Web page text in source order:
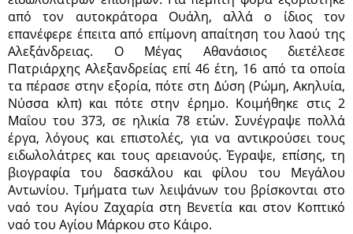
από τον αυτοκράτορα Ουάλη, αλλά ο ίδιος τον
επανέφερε έπειτα από επίμονη απαίτηση του λαού της
Αλεξάνδρειας. Ο Μέγας Αθανάσιος διετέλεσε
Πατριάρχης Αλεξανδρείας επί 46 έτη, 16 από τα οποία
τα πέρασε στην εξορία, πότε στη Δύση (Ρώμη, Ακηλυία,
Νύσσα κλπ) και πότε στην έρημο. Κοιμήθηκε στις 2
Μαΐου του 373, σε ηλικία 78 ετών. Συνέγραψε πολλά
έργα, λόγους και επιστολές, για να αντικρούσει τους
ειδωλολάτρες και τους αρειανούς. Έγραψε, επίσης, τη
βιογραφία του δασκάλου και φίλου του Μεγάλου
Αντωνίου. Τμήματα των λειψάνων του βρίσκονται στο
ναό του Αγίου Ζαχαρία στη Βενετία και στον Κοπτικό
ναό του Αγίου Μάρκου στο Κάιρο.